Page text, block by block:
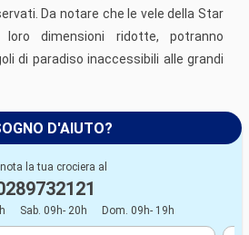
Da notare che le vele della Star
dimensioni ridotte, potranno
di paradiso inaccessibili alle grandi
D'AIUTO?
la tua crociera al
Sab. 09h- 20h Dom. 09h- 19h